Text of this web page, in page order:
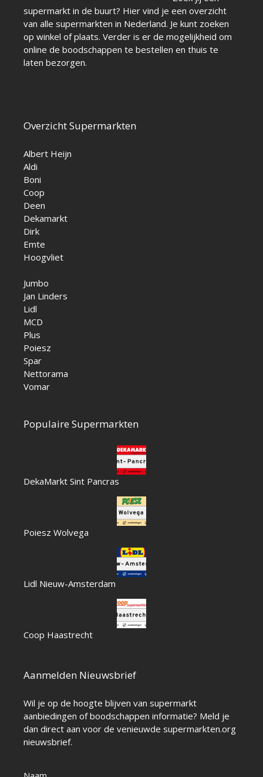
supermarkt in de buurt? Hier vind je een overzicht
van alle supermarkten in Nederland. Je kunt zoeken
op winkel of plaats. Verder is er de mogelijkheid om
online de boodschappen te bestellen en thuis te
laten bezorgen.
Overzicht Supermarkten
Albert Heijn
Aldi
Boni
Coop
Deen
Dekamarkt
Dirk
Emte
Hoogvliet
Jumbo
Jan Linders
Lidl
MCD
Plus
Poiesz
Spar
Nettorama
Vomar
Populaire Supermarkten
DekaMarkt Sint Pancras
Poiesz Wolvega
Lidl Nieuw-Amsterdam
Coop Haastrecht
Aanmelden Nieuwsbrief
Wil je op de hoogte blijven van supermarkt
aanbiedingen of boodschappen informatie? Meld je
dan direct aan voor de venieuwde supermarkten.org
nieuwsbrief.